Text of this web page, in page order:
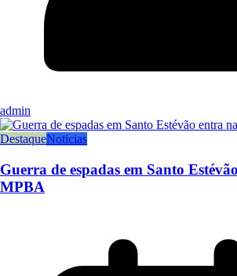
admin
DestaqueNoticias
Guerra de espadas em Santo
MPBA